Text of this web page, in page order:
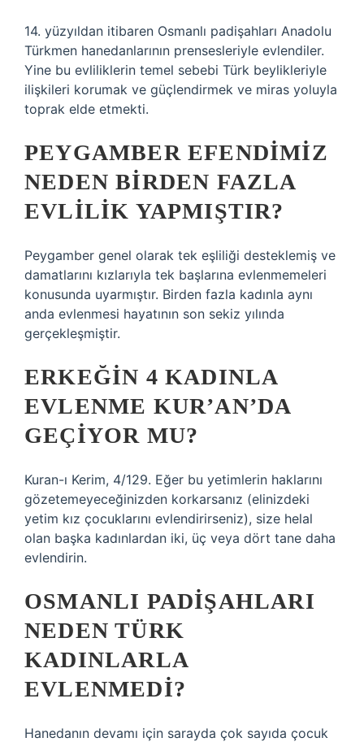
14. yüzyıldan itibaren Osmanlı padişahları Anadolu
Türkmen hanedanlarının prensesleriyle evlendiler.
Yine bu evliliklerin temel sebebi Türk beylikleriyle
ilişkileri korumak ve güçlendirmek ve miras yoluyla
toprak elde etmekti.
PEYGAMBER EFENDIMIZ
NEDEN BIRDEN FAZLA
EVLILIK YAPMIŞTIR?
Peygamber genel olarak tek eşliliği desteklemiş ve
damatlarını kızlarıyla tek başlarına evlenmemeleri
konusunda uyarmıştır. Birden fazla kadınla aynı
anda evlenmesi hayatının son sekiz yılında
gerçekleşmiştir.
ERKEĞIN 4 KADINLA
EVLENME KUR’AN’DA
GEÇIYOR MU?
Kuran-ı Kerim, 4/129. Eğer bu yetimlerin haklarını
gözetemeyeceğinizden korkarsanız (elinizdeki
yetim kız çocuklarını evlendirirseniz), size helal
olan başka kadınlardan iki, üç veya dört tane daha
evlendirin.
OSMANLI PADIŞAHLARI
NEDEN TÜRK
KADINLARLA
EVLENMEDI?
Hanedanın devamı için sarayda çok sayıda çocuk